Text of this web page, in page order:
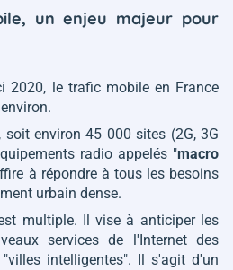
un enjeu majeur pour
2020, le trafic mobile en France
soit environ 45 000 sites (2G, 3G
radio appelés "macro
à répondre à tous les besoins
urbain dense.
multiple. Il vise à anticiper les
services de l'Internet des
intelligentes". Il s'agit d'un